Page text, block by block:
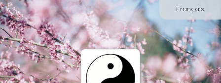
Français